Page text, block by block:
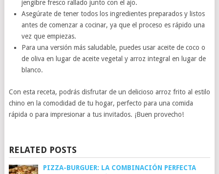
jengibre fresco rallado junto con el ajo.
Asegúrate de tener todos los ingredientes preparados y listos
antes de comenzar a cocinar, ya que el proceso es rápido una
vez que empiezas.
Para una versión más saludable, puedes usar aceite de coco o
de oliva en lugar de aceite vegetal y arroz integral en lugar de
blanco.
Con esta receta, podrás disfrutar de un delicioso arroz frito al estilo
chino en la comodidad de tu hogar, perfecto para una comida
rápida o para impresionar a tus invitados. ¡Buen provecho!
RELATED POSTS
PIZZA-BURGUER: LA COMBINACIÓN PERFECTA